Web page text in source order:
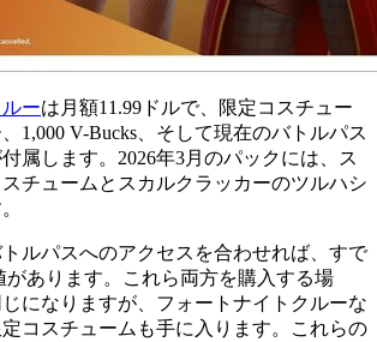
ーは月額11.99ドルで、限定コスチュー
1,000 V-Bucks、そして現在のバトルパス
属します。2026年3月のパックには、ス
チュームとスカルクラッカーのツルハシ
トルパスへのアクセスを合わせれば、すで
があります。これら両方を購入する場
になりますが、フォートナイトクルーな
コスチュームも手に入ります。これらの